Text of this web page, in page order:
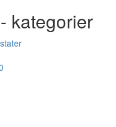
kategorier